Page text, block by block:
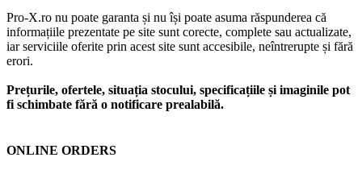
Pro-X.ro nu poate garanta și nu își poate asuma răspunderea că
informațiile prezentate pe site sunt corecte, complete sau actualizate,
iar serviciile oferite prin acest site sunt accesibile, neîntrerupte și fără
erori.
Prețurile, ofertele, situația stocului, specificațiile și imaginile pot
fi schimbate fără o notificare prealabilă.
ONLINE ORDERS